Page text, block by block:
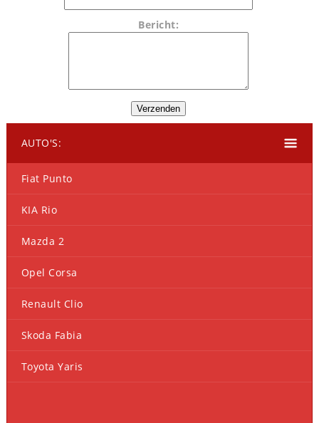
Bericht:
AUTO'S:
Fiat Punto
KIA Rio
Mazda 2
Opel Corsa
Renault Clio
Skoda Fabia
Toyota Yaris